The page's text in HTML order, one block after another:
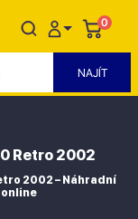
0
Retro 2002
2002 – Náhradní